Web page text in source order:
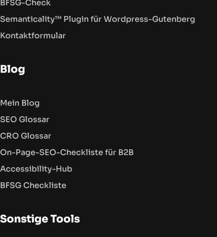
BFSG-Check
Semanticality™ Plugin für Wordpress-Gutenberg
Kontaktformular
Blog
Mein Blog
SEO Glossar
CRO Glossar
On-Page-SEO-Checkliste für B2B
Accessibility-Hub
BFSG Checkliste
Sonstige Tools